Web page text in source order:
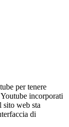
per tenere
incorporati
sito web sta
di